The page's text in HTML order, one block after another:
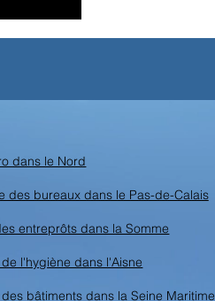
dans le Nord
des bureaux dans le Pas-de-Calais
entreprôts dans la Somme
l'hygiène dans l'Aisne
bâtiments dans la Seine Maritime